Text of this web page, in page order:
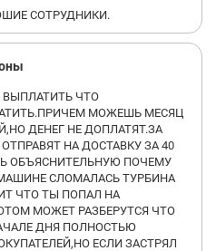
ваш муж? У вас свои
напрягли, но я продолжала
что у меня нет образования, я
на диплом средней
выражением
ваш диплом?
тон и начала
сложилось впечатление,
мне смеялась и сидевшие в
СОТРУДНИКИ.
ВЫПЛАТИТЬ ЧТО
МОЖЕШЬ МЕСЯЦ
ДЕНЕГ НЕ ДОПЛАТЯТ.ЗА
НА ДОСТАВКУ ЗА 40
ОБЪЯСНИТЕЛЬНУЮ ПОЧЕМУ
СЛОМАЛАСЬ ТУРБИНА
ЧТО ТЫ ПОПАЛ НА
МОЖЕТ РАЗБЕРУТСЯ ЧТО
ДНЯ ПОЛНОСТЬЮ
ЕСЛИ ЗАСТРЯЛ